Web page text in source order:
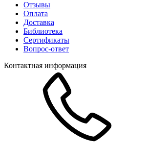
Отзывы
Оплата
Доставка
Библиотека
Сертификаты
Вопрос-ответ
Контактная информация